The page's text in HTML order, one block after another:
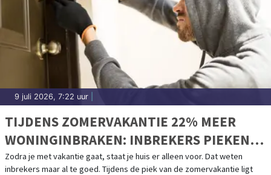
9 juli 2026, 7:22 uur
TIJDENS ZOMERVAKANTIE 22% MEER
WONINGINBRAKEN: INBREKERS PIEKEN
ALS HEEL ONS LAND WEG IS
Zodra je met vakantie gaat, staat je huis er alleen voor. Dat weten
inbrekers maar al te goed. Tijdens de piek van de zomervakantie ligt